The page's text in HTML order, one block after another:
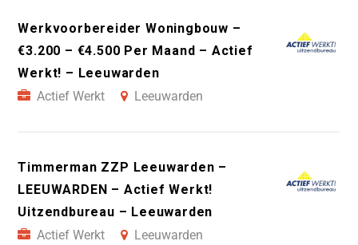
Werkvoorbereider Woningbouw –
€3.200 – €4.500 Per Maand – Actief
Werkt! – Leeuwarden
Actief Werkt
Leeuwarden
Timmerman ZZP Leeuwarden –
LEEUWARDEN – Actief Werkt!
Uitzendbureau – Leeuwarden
Actief Werkt
Leeuwarden